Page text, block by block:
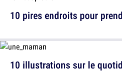
10 pires endroits pour
10 illustrations sur le